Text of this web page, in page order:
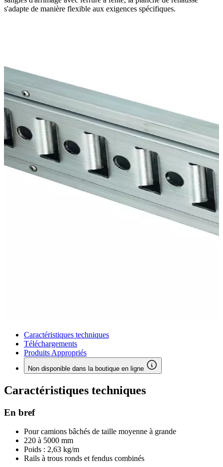
s'adapte de manière flexible aux exigences spécifiques.
Caractéristiques techniques
Téléchargements
Produits Appropriés
Non disponible dans la boutique en ligne
Caractéristiques techniques
En bref
Pour camions bâchés de taille moyenne à grande
220 à 5000 mm
Poids : 2,63 kg/m
Rails à trous ronds et fendus combinés